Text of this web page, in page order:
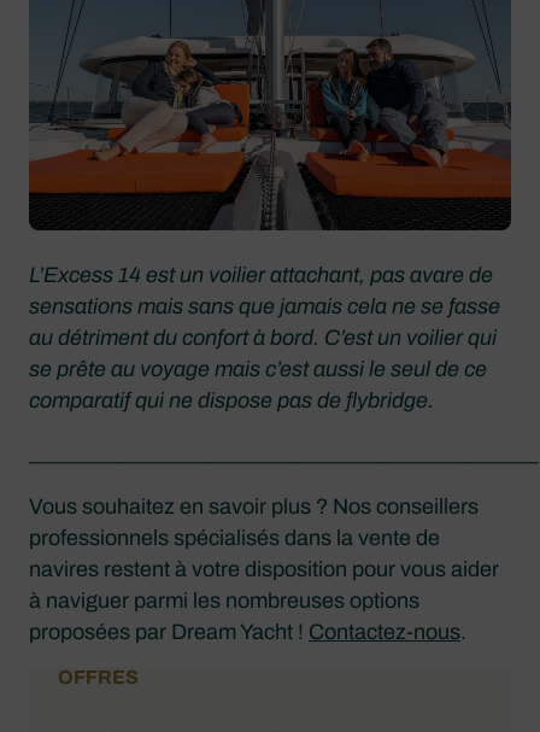
L’Excess 14 est un voilier attachant, pas avare de
sensations mais sans que jamais cela ne se fasse
au détriment du confort à bord. C’est un voilier qui
se prête au voyage mais c’est aussi le seul de ce
comparatif qui ne dispose pas de flybridge.
Vous souhaitez en savoir plus ? Nos conseillers
professionnels spécialisés dans la vente de
navires restent à votre disposition pour vous aider
à naviguer parmi les nombreuses options
proposées par Dream Yacht ! Contactez-nous.
OFFRES